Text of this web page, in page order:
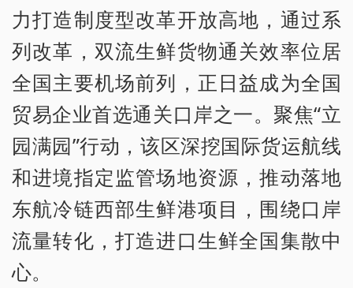
力打造制度型改革开放高地，通过系
列改革，双流生鲜货物通关效率位居
全国主要机场前列，正日益成为全国
贸易企业首选通关口岸之一。聚焦“立
园满园”行动，该区深挖国际货运航线
和进境指定监管场地资源，推动落地
东航冷链西部生鲜港项目，围绕口岸
流量转化，打造进口生鲜全国集散中
心。